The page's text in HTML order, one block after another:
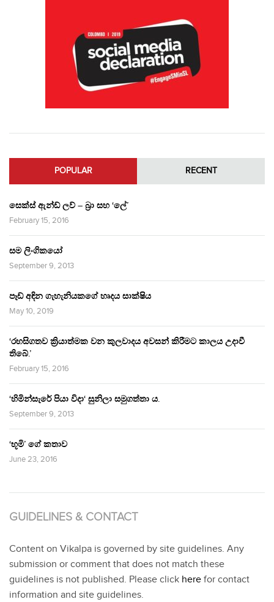
POPULAR RECENT
සෙක්ස් ඇන්ඩ් ලව් – බ්‍රා සහ ‘ලේ’
February 15, 2016
සම ලිංගිකයෝ
September 9, 2013
පෑඩ් අඳින ගැහැනියකගේ හෘදය සාක්ෂිය
May 10, 2019
‘රහසිගතව ක්‍රියාත්මක වන කුලවාදය අවසන් කිරීමට කාලය උදාවී
තිබේ.’
February 15, 2016
‘හිමින්සැරේ පියා විදා‘ සුනිලා සමුගත්තා ය.
September 9, 2013
‘භූමි’ ගේ කතාව
June 23, 2016
GUIDELINES & CONTACT
Content on Vikalpa is governed by site guidelines. Any
submission or comment that does not match these
guidelines is not published. Please click here for contact
information and site guidelines.